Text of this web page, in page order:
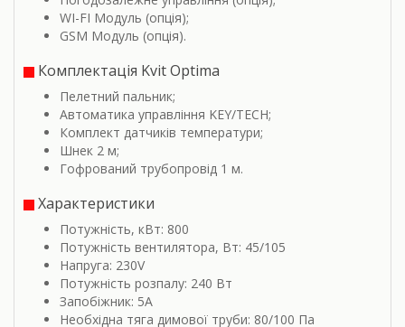
WI-FI Модуль (опція);
GSM Модуль (опція).
Комплектація Kvit Optima
Пелетний пальник;
Автоматика управління KEY/TECH;
Комплект датчиків температури;
Шнек 2 м;
Гофрований трубопровід 1 м.
Характеристики
Потужність, кВт: 800
Потужність вентилятора, Вт: 45/105
Напруга: 230V
Потужність розпалу: 240 Вт
Запобіжник: 5A
Необхідна тяга димової труби: 80/100 Пa